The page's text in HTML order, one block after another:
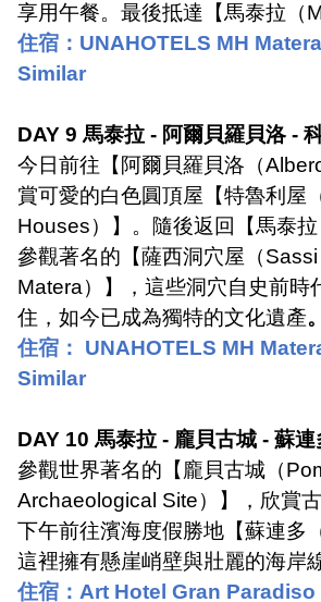
享用午餐。最後抵達【馬泰拉（
住宿： UNAHOTELS MH
Similar
DAY 9 馬泰拉 - 阿爾貝羅貝洛-
今日前往【阿爾貝羅貝洛（
賞可愛的白色圓頂屋【特魯利屋
Houses）】。隨後返回【馬泰拉
參觀著名的【薩西洞穴屋（Sassi
Matera）】，這些洞穴自史前時
住，如今已成為獨特的文化遺產。
住宿：
UNAHOTELS MH
Similar
DAY 10 馬泰拉 - 龐貝古城 - 蘇連
參觀世界著名的【龐貝古城（
Archaeological Site）】，欣賞
下午前往濱海度假勝地【蘇連多
這裡擁有懸崖峭壁與壯麗的海岸
住宿： Art Hotel Gran